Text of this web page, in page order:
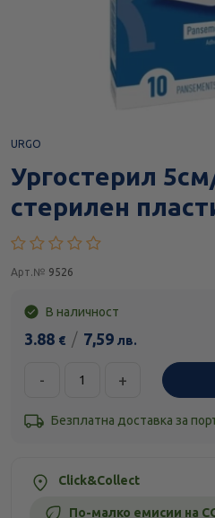
URGO
Ургостерил
стерилен
Арт.№ 9526
В наличност
3.88 € / 7,59 лв.
- +
Безплатна доставка за
Click&Collect
По-малко емисии на